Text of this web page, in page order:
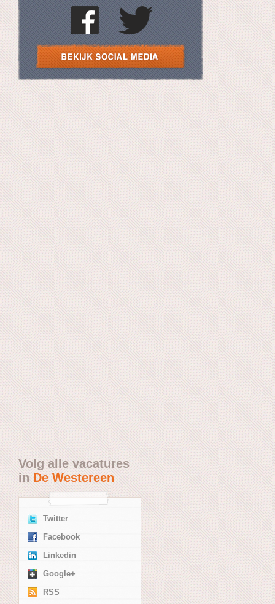
Volg alle vacatures
in De Westereen
Twitter
Facebook
Linkedin
Google+
RSS